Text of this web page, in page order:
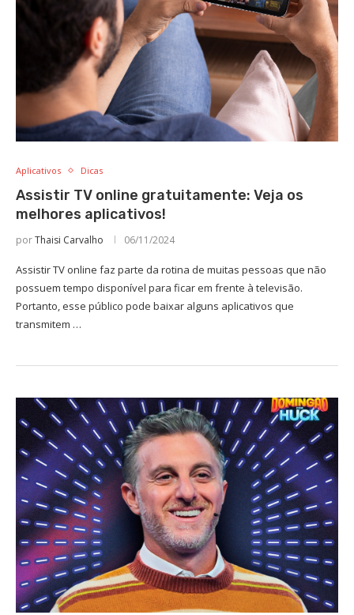
Aplicativos Dicas
Assistir TV online gratuitamente: Veja os
melhores aplicativos!
porThaisi Carvalho 06/11/2024
Assistir TV online faz parte da rotina de muitas pessoas que não
possuem tempo disponível para ficar em frente à televisão.
Portanto, esse público pode baixar alguns aplicativos que
transmitem …